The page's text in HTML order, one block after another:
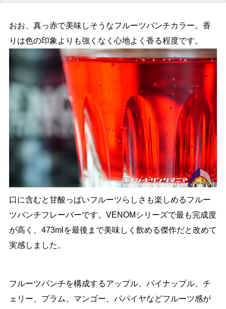
おお、真っ赤で美味しそうなフルーツパンチカラー。香
りは色の印象よりも強くなく心地よく香る程度です。
口に含むと甘酸っぱいフルーツらしさも楽しめるフルー
ツパンチフレーバーです。VENOMシリーズで最も完成度
が高く、473mlを最後まで美味しく飲める傑作だと改めて
実感しました。
フルーツパンチを構成するアップル、パイナップル、チ
ェリー、プラム、マンゴー、パパイヤなどフルーツ感が